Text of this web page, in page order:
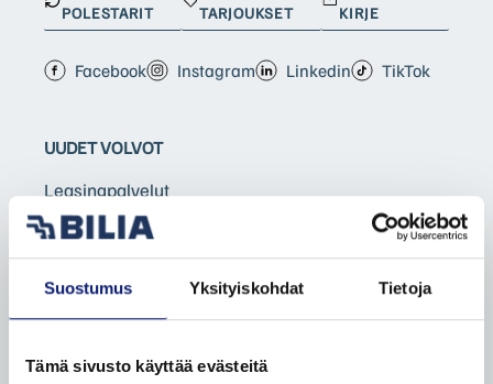
Suostumus Yksityiskohdat Tietoja
Tämä sivusto käyttää evästeitä
POLESTARIT
TARJOUKSET
KIRJE
Facebook Instagram Linkedin TikTok
UUDET VOLVOT
Leasingpalvelut
Bilia Yksityisleasing
Koeajopalvelu
Volvo Huoltosopimus
Auton toimitus